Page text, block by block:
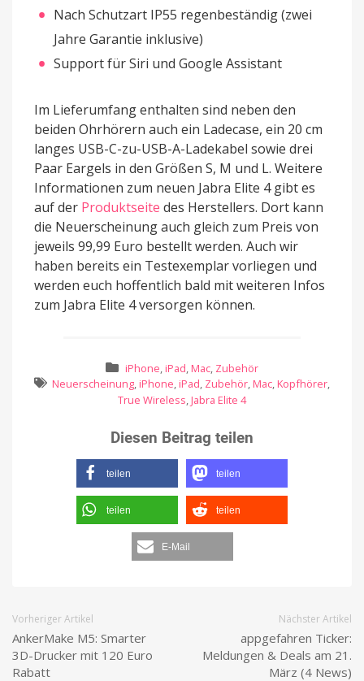
Nach Schutzart IP55 regenbeständig (zwei
Jahre Garantie inklusive)
Support für Siri und Google Assistant
Im Lieferumfang enthalten sind neben den
beiden Ohrhörern auch ein Ladecase, ein 20 cm
langes USB-C-zu-USB-A-Ladekabel sowie drei
Paar Eargels in den Größen S, M und L. Weitere
Informationen zum neuen Jabra Elite 4 gibt es
auf der Produktseite des Herstellers. Dort kann
die Neuerscheinung auch gleich zum Preis von
jeweils 99,99 Euro bestellt werden. Auch wir
haben bereits ein Testexemplar vorliegen und
werden euch hoffentlich bald mit weiteren Infos
zum Jabra Elite 4 versorgen können.
iPhone, iPad, Mac, Zubehör
Neuerscheinung, iPhone, iPad, Zubehör, Mac, Kopfhörer,
True Wireless, Jabra Elite 4
Diesen Beitrag teilen
teilen teilen
teilen teilen
E-Mail
Vorheriger Artikel
AnkerMake M5: Smarter
3D-Drucker mit 120 Euro
Rabatt
Nächster Artikel
appgefahren Ticker:
Meldungen & Deals am 21.
März (4 News)